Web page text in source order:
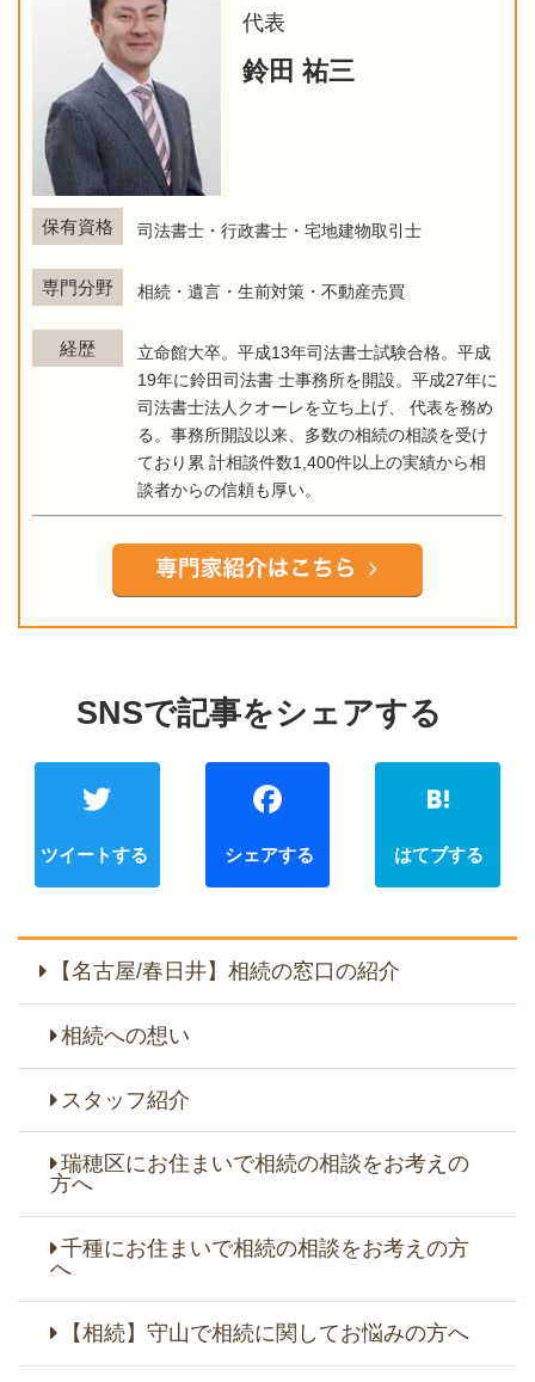
代表
鈴田 祐三
保有資格 司法書士・行政書士・宅地建物取引士
専門分野 相続・遺言・生前対策・不動産売買
経歴
立命館大卒。平成13年司法書士試験合格。平成
19年に鈴田司法書 士事務所を開設。平成27年に
司法書士法人クオーレを立ち上げ、 代表を務め
る。事務所開設以来、多数の相続の相談を受け
ており累 計相談件数1,400件以上の実績から相
談者からの信頼も厚い。
Twitter
【名古屋/春日井】相続の窓口の紹介
相続への想い
スタッフ紹介
瑞穂区にお住まいで相続の相談をお考えの
方へ
千種にお住まいで相続の相談をお考えの方
へ
【相続】守山で相続に関してお悩みの方へ